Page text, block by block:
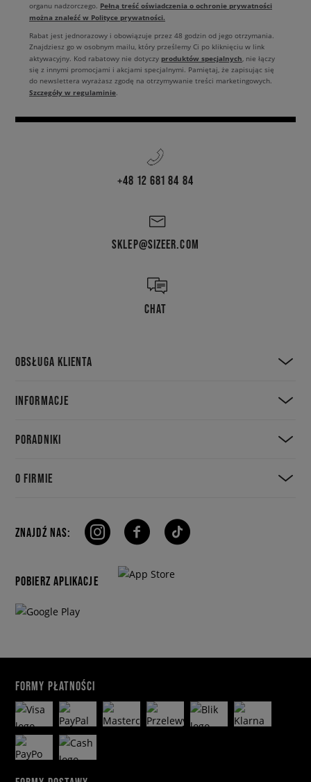
organu nadzorczego. Pełną treść oświadczenia o ochronie prywatności
można znaleźć w Polityce prywatności.
Rabat jest jednorazowy i obowiązuje przez 48 godzin od jego otrzymania.
Znajdziesz go w osobnym mailu, który prześlemy Ci po kliknięciu w link
aktywacyjny. Kod rabatowy nie dotyczy produktów specjalnych, nie łączy
się z innymi promocjami i akcjami specjalnymi. Pamiętaj, że zapisując się
do newslettera wyrażasz zgodę na otrzymywanie treści marketingowych.
Szczegóły w regulaminie.
+48 12 681 84 84
SKLEP@SIZEER.COM
CHAT
OBSŁUGA KLIENTA
INFORMACJE
PORADNIKI
O FIRMIE
ZNAJDŹ NAS:
POBIERZ APLIKACJE
FORMY PŁATNOŚCI